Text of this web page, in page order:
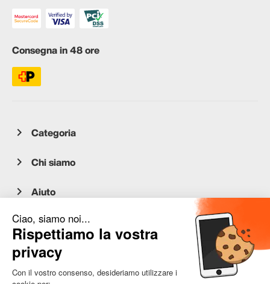
Consegna in 48 ore
Categoria
Chi siamo
Aiuto
Servizio clienti
occasion.migros.mobile@recommerce.com
Lunedì-Venerdì 08:00-17:00